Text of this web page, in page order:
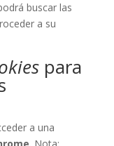
buscar las
a su
para
a una